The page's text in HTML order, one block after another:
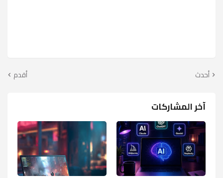
أحدث أقدم
آخر المشاركات